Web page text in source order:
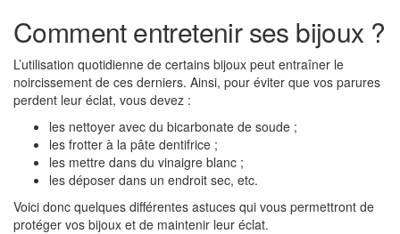
Comment entretenir ses bijoux ?
L’utilisation quotidienne de certains bijoux peut entraîner le
noircissement de ces derniers. Ainsi, pour éviter que vos parures
perdent leur éclat, vous devez :
les nettoyer avec du bicarbonate de soude ;
les frotter à la pâte dentifrice ;
les mettre dans du vinaigre blanc ;
les déposer dans un endroit sec, etc.
Voici donc quelques différentes astuces qui vous permettront de
protéger vos bijoux et de maintenir leur éclat.